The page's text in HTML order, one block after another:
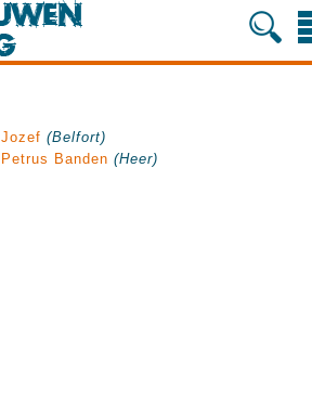
Jozef (Belfort)
Petrus Banden (Heer)